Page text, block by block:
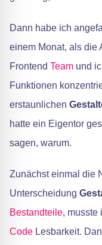
Dann habe ich
einem Monat, als die
Frontend Team und
Funktionen
erstaunlichen
hatte ein Eigentor
sagen, warum.
Zunächst einmal die
Unterscheidung
Bestandteile, musste
Code Lesbarkeit.